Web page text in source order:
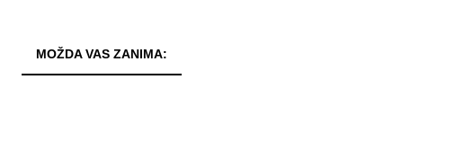
MOŽDA VAS ZANIMA: